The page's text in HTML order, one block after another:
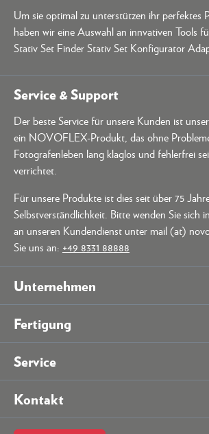
Um sie optimal zu unterstützen ihr perfektes
haben wir eine Auswahl an innvativen Tools
Stativ Set Finder Stativ Set Konfigurator
Service & Support
Der beste Service für unsere Kunden ist
ein NOVOFLEX-Produkt, das ohne
Fotografenleben lang klaglos und fehlerfrei
verrichtet.
Für unsere Produkte ist dies seit über 75
Selbstverständlichkeit. Bitte wenden Sie sich
an unseren Kundendienst unter mail (at)
Sie uns an: +49 8331 88888
Unternehmen
Fertigung
Service
Kontakt